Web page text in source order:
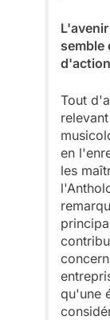
semble
Tout
en
les
qu'une